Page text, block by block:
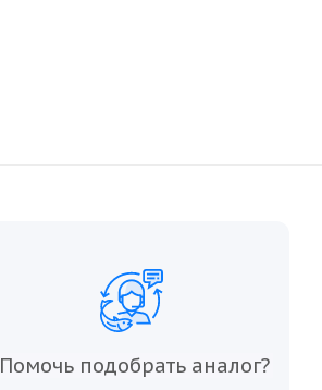
Помочь подобрать аналог?